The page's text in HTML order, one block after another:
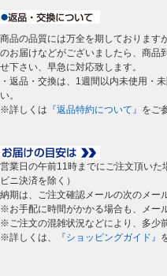
商品の品質には万全を期しております
のお届けなどがございましたら、商品
せ下さい、早急に対応致します。
・返品・交換は、1週間以内未使用・
い。
※詳しくは 『返品特約について』 をご
営業日の午前11時までにご注文頂い
ビニ決済を除く）
納期は、ご注文確認メールの次のメー
※お手配に時間がかかる場合も、メー
※ご注文の混雑状況などにより、多少
※詳しくは、
『ショッピングガイド』